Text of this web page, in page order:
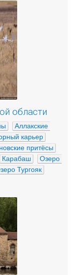
области
Аллакские
карьер
притёсы
Карабаш
Озеро
Тургояк